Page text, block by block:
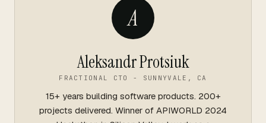
A
Aleksandr Protsiuk
FRACTIONAL CTO - SUNNYVALE, CA
15+ years building software products. 200+
projects delivered. Winner of APIWORLD 2024